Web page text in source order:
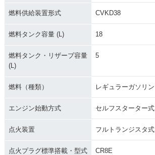
燃料供給装置形式 CVKD38
燃料タンク容量 (L) 18
燃料タンク・リザーブ容量
(L)
5
燃料（種類） レギュラーガソリン
エンジン始動方式 セルフスターター式
点火装置 フルトランジスタ式
点火プラグ標準搭載・型式 CR8E